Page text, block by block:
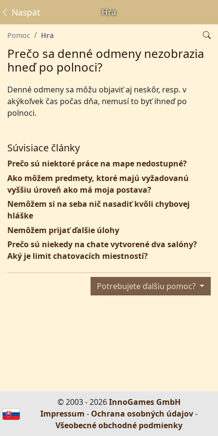
Hra
Naspäť
Pomoc Hra
Prečo sa denné odmeny nezobrazia
hneď po polnoci?
Denné odmeny sa môžu objaviť aj neskôr, resp. v
akýkoľvek čas počas dňa, nemusí to byť ihneď po
polnoci.
Súvisiace články
Prečo sú niektoré práce na mape nedostupné?
Ako môžem predmety, ktoré majú vyžadovanú
vyššiu úroveň ako má moja postava?
Nemôžem si na seba nič nasadiť kvôli chybovej
hláške
Nemôžem prijať ďalšie úlohy
Prečo sú niekedy na chate vytvorené dva salóny?
Aký je limit chatovacích miestností?
Potrebujete ďalšiu pomoc?
© 2003 - 2026InnoGames GmbH
Impressum - Ochrana osobných údajov-
Všeobecné obchodné podmienky